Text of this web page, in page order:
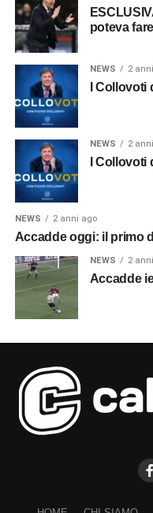
poteva
NEWS 2
I
NEWS 2
I Collovoti
NEWS 2 anni ago
Accadde oggi: il primo
NEWS 2
Accadde